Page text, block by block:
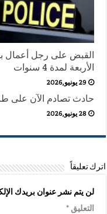
القبض على رجل أعمال
الأربعة لمدة 4 سنوات
29 يونيو,2026
حادث تصادم الآن على
28 يونيو,2026
اترك تعليقاً
لن يتم نشر عنوان بريدك
التعليق*